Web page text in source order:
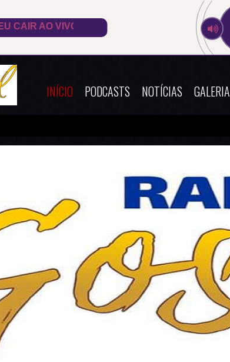
INÍCIO PODCASTS NOTÍCIAS GALERIA